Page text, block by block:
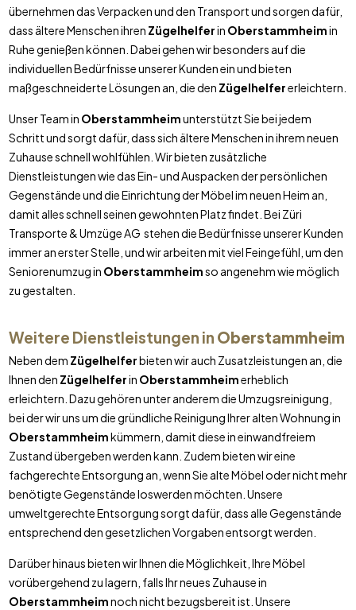
übernehmen das Verpacken und den Transport und sorgen dafür,
dass ältere Menschen ihren Zügelhelferin Oberstammheimin
Ruhe genießen können. Dabei gehen wir besonders auf die
individuellen Bedürfnisse unserer Kunden ein und bieten
maßgeschneiderte Lösungen an, die den Zügelhelfererleichtern.
Unser Team in Oberstammheimunterstützt Sie bei jedem
Schritt und sorgt dafür, dass sich ältere Menschen in ihrem neuen
Zuhause schnell wohlfühlen. Wir bieten zusätzliche
Dienstleistungen wie das Ein- und Auspacken der persönlichen
Gegenstände und die Einrichtung der Möbel im neuen Heim an,
damit alles schnell seinen gewohnten Platz findet. Bei Züri
Transporte & Umzüge AG stehen die Bedürfnisse unserer Kunden
immer an erster Stelle, und wir arbeiten mit viel Feingefühl, um den
Seniorenumzug in Oberstammheimso angenehm wie möglich
zu gestalten.
Weitere Dienstleistungen in Oberstammheim
Neben dem Zügelhelferbieten wir auch Zusatzleistungen an, die
Ihnen den Zügelhelferin Oberstammheimerheblich
erleichtern. Dazu gehören unter anderem die Umzugsreinigung,
bei der wir uns um die gründliche Reinigung Ihrer alten Wohnung in
Oberstammheimkümmern, damit diese in einwandfreiem
Zustand übergeben werden kann. Zudem bieten wir eine
fachgerechte Entsorgung an, wenn Sie alte Möbel oder nicht mehr
benötigte Gegenstände loswerden möchten. Unsere
umweltgerechte Entsorgung sorgt dafür, dass alle Gegenstände
entsprechend den gesetzlichen Vorgaben entsorgt werden.
Darüber hinaus bieten wir Ihnen die Möglichkeit, Ihre Möbel
vorübergehend zu lagern, falls Ihr neues Zuhause in
Oberstammheimnoch nicht bezugsbereit ist. Unsere